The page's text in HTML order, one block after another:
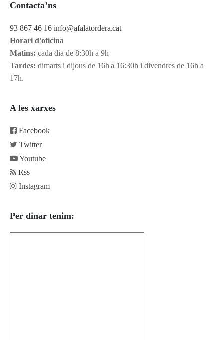
Contacta’ns
93 867 46 16 info@afalatordera.cat
Horari d'oficina
Matins: cada dia de 8:30h a 9h
Tardes: dimarts i dijous de 16h a 16:30h i divendres de 16h a
17h.
A les xarxes
Facebook
Twitter
Youtube
Rss
Instagram
Per dinar tenim: